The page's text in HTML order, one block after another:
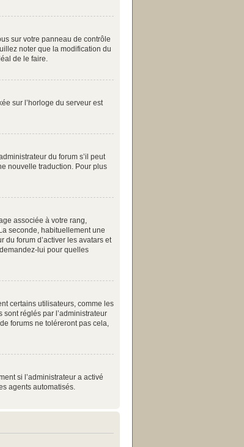
sur votre panneau de contrôle
noter que la modification du
de le faire.
sur l’horloge du serveur est
du forum s’il peut
nouvelle traduction. Pour plus
associée à votre rang,
seconde, habituellement une
du forum d’activer les avatars et
lui pour quelles
certains utilisateurs, comme les
réglés par l’administrateur
forums ne toléreront pas cela,
si l’administrateur a activé
agents automatisés.